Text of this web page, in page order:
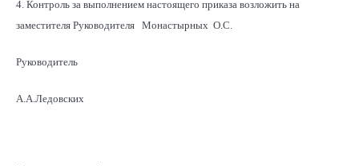
4. Контроль за выполнением настоящего приказа возложить на
заместителя Руководителя Монастырных О.С.
Руководитель
А.А.Ледовских